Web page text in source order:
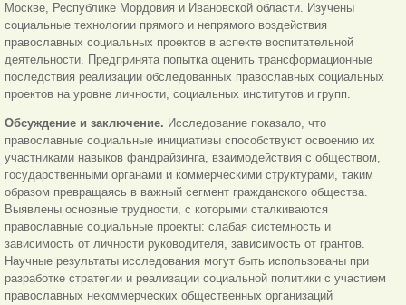
Москве, Республике Мордовия и Ивановской области. Изучены
социальные технологии прямого и непрямого воздействия
православных социальных проектов в аспекте воспитательной
деятельности. Предпринята попытка оценить трансформационные
последствия реализации обследованных православных социальных
проектов на уровне личности, социальных институтов и групп.
Обсуждение и заключение. Исследование показало, что
православные социальные инициативы способствуют освоению их
участниками навыков фандрайзинга, взаимодействия с обществом,
государственными органами и коммерческими структурами, таким
образом превращаясь в важный сегмент гражданского общества.
Выявлены основные трудности, с которыми сталкиваются
православные социальные проекты: слабая системность и
зависимость от личности руководителя, зависимость от грантов.
Научные результаты исследования могут быть использованы при
разработке стратегии и реализации социальной политики с участием
православных некоммерческих общественных организаций